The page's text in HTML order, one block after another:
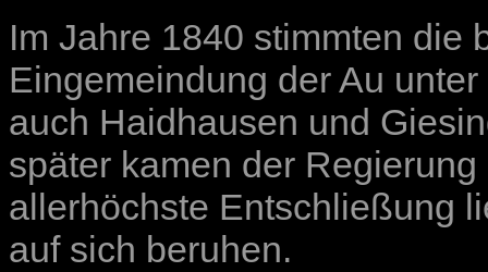
Im Jahre 1840 stimmten die
Eingemeindung der Au
auch Haidhausen und
später kamen der
allerhöchste Entschließung
auf sich beruhen.